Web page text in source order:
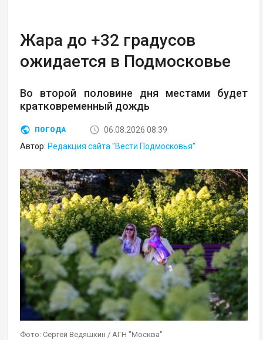
Жара до +32 градусов
ожидается в Подмосковье
Во второй половине дня местами будет
кратковременный дождь
ПОГОДА
06.08.2026 08:39
Автор: Редакция сайта "Вести Подмосковья"
Фото: Сергей Ведяшкин / АГН "Москва"